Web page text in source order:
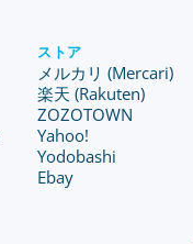
ストア
メルカリ (Mercari)
楽天 (Rakuten)
ZOZOTOWN
Yahoo!
Yodobashi
Ebay